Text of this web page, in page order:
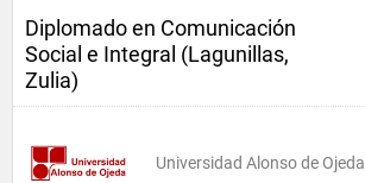
Diplomado en Comunicación
Social e Integral (Lagunillas,
Zulia)
Universidad Alonso de Ojeda